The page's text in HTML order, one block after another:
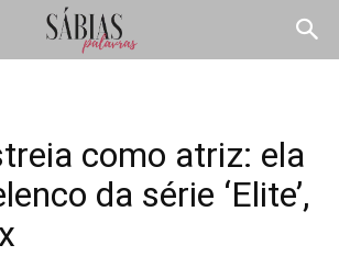
como atriz: ela
da série ‘Elite’,